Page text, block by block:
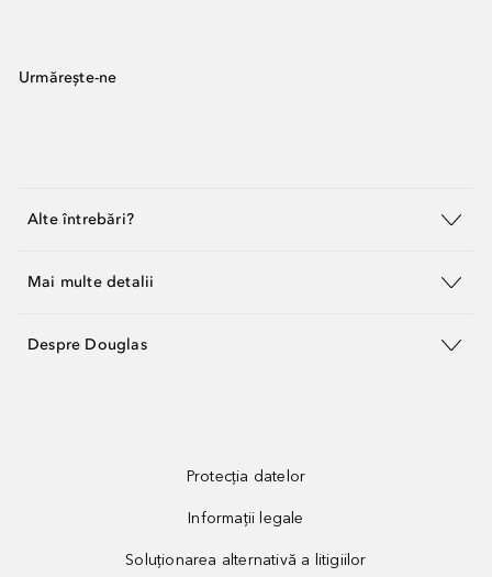
Urmărește-ne
Alte întrebări?
Mai multe detalii
Despre Douglas
Protecția datelor
Informații legale
Soluționarea alternativă a litigiilor